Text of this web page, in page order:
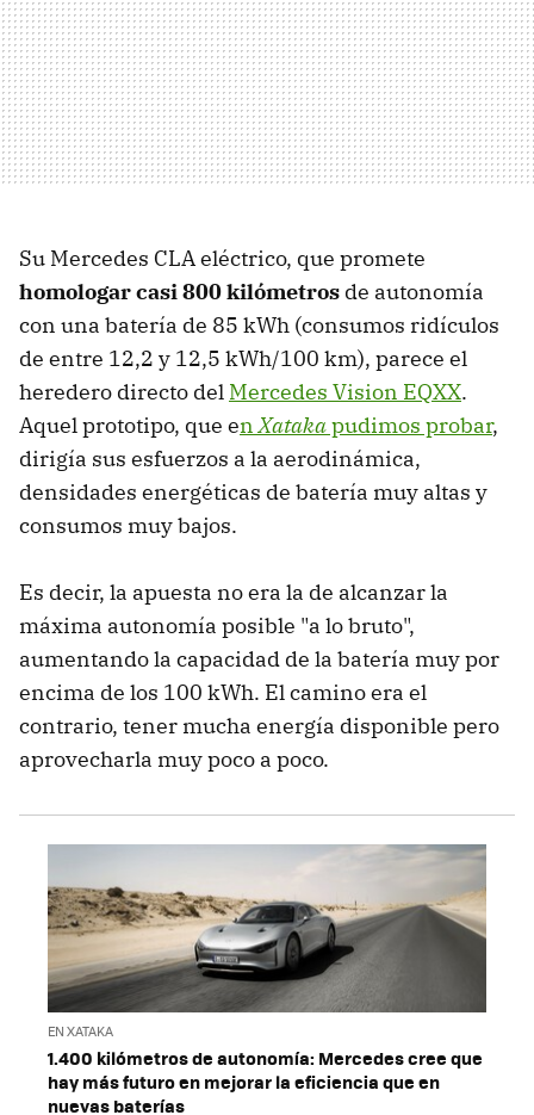
Su Mercedes CLA eléctrico, que promete
homologar casi 800 kilómetros de autonomía
con una batería de 85 kWh (consumos ridículos
de entre 12,2 y 12,5 kWh/100 km), parece el
heredero directo del Mercedes Vision EQXX.
Aquel prototipo, que enXatakapudimos probar,
dirigía sus esfuerzos a la aerodinámica,
densidades energéticas de batería muy altas y
consumos muy bajos.
Es decir, la apuesta no era la de alcanzar la
máxima autonomía posible "a lo bruto",
aumentando la capacidad de la batería muy por
encima de los 100 kWh. El camino era el
contrario, tener mucha energía disponible pero
aprovecharla muy poco a poco.
EN XATAKA
1.400 kilómetros de autonomía: Mercedes cree que
hay más futuro en mejorar la eficiencia que en
nuevas baterías